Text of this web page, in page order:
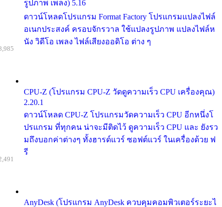
รูปภาพ เพลง) 5.16
ดาวน์โหลดโปรแกรม Format Factory โปรแกรมแปลงไฟล์
อเนกประสงค์ ครอบจักรวาล ใช้แปลงรูปภาพ แปลงไฟล์ห
นัง วิดีโอ เพลง ไฟล์เสียงออดิโอ ต่าง ๆ
CPU-Z (โปรแกรม CPU-Z วัดดูความเร็ว CPU เครื่องคุณ)
2.20.1
ดาวน์โหลด CPU-Z โปรแกรมวัดความเร็ว CPU อีกหนึ่งโ
ปรแกรม ที่ทุกคน น่าจะมีติดไว้ ดูความเร็ว CPU และ ยังรว
มถึงบอกค่าต่างๆ ทั้งฮารด์แวร์ ซอฟต์แวร์ ในเครื่องด้วย ฟ
รี
AnyDesk (โปรแกรม AnyDesk ควบคุมคอมพิวเตอร์ระยะไ